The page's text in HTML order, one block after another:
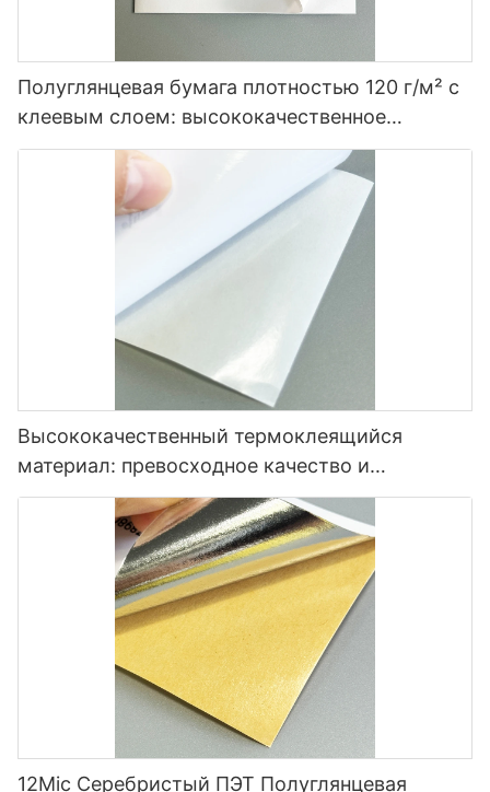
Полуглянцевая бумага плотностью 120 г/м² с
клеевым слоем: высококачественное
решение для маркировки.
Высококачественный термоклеящийся
материал: превосходное качество и
универсальность.
12Mic Серебристый ПЭТ Полуглянцевая